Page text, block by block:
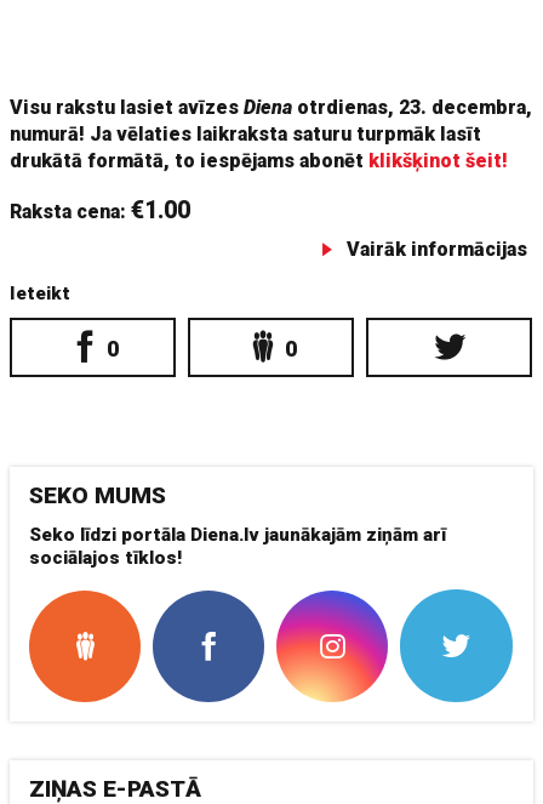
Visu rakstu lasiet avīzesDiena otrdienas, 23. decembra,
numurā! Ja vēlaties laikraksta saturu turpmāk lasīt
drukātā formātā, to iespējams abonēt klikšķinot šeit!
Raksta cena:€1.00
Vairāk informācijas
Ieteikt
0 0
SEKO MUMS
Seko līdzi portāla Diena.lv jaunākajām ziņām arī
sociālajos tīklos!
ZIŅAS E-PASTĀ